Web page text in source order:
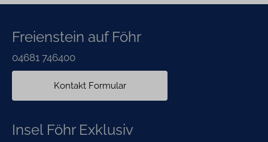
Freienstein auf Föhr
04681 746400
Kontakt Formular
Insel Föhr Exklusiv